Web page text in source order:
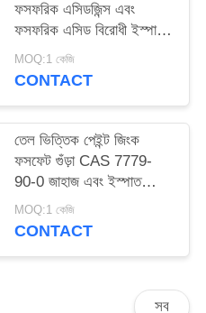
ফসফরিক এসিডজিন্স এবং
ফসফরিক এসিড বিরোধী ইস্পাত
জন্য ক্ষয়কারী পেইন্ট
MOQ:1 কেজি
CONTACT
তেল ভিত্তিক পেইন্ট জিংক
ফসফেট গুঁড়া CAS 7779-
90-0 জাহাজ এবং ইস্পাত
কাঠামো সংরক্ষণ করুন
MOQ:1 কেজি
CONTACT
সব